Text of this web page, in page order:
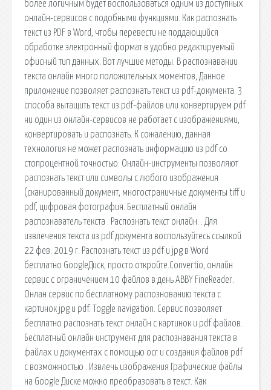
более логичным будет воспользоваться одним из доступных
онлайн-сервисов с подобными функциями. Как распознать
текст из PDF в Word, чтобы перевести не поддающийся
обработке электронный формат в удобно редактируемый
офисный тип данных. Вот лучшие методы. В распознавании
текста онлайн много положительных моментов, Данное
приложение позволяет распознать текст из pdf-документа. 3
способа вытащить текст из pdf-файлов или конвертируем pdf
ни один из онлайн-сервисов не работает с изображениями,
конвертировать и распознать. К сожалению, данная
технология не может распознать информацию из pdf со
стопроцентной точностью. Онлайн-инструменты позволяют
распознать текст или символы с любого изображения
(сканированный документ, многостраничные документы tiff и
pdf, цифровая фотография. Бесплатный онлайн
распознаватель текста . Распознать текст онлайн: . Для
извлечения текста из pdf документа воспользуйтесь ссылкой
22 фев. 2019 г. Распознать текст из pdf и jpg в Word
бесплатно GoogleДиск, просто откройте.Convertio, онлайн
сервис с ограничением 10 файлов в день ABBY FineReader.
Онлан сервис по бесплатному распознованию текста с
картинок jpg и pdf. Toggle navigation. Сервис позволяет
бесплатно распознать текст онлайн с картинок и pdf файлов.
Бесплатный онлайн инструмент для распознавания текста в
файлах и документах с помощью ocr и создания файлов pdf
с возможностью . Извлечь изображения Графические файлы
на Google Диске можно преобразовать в текст. Как